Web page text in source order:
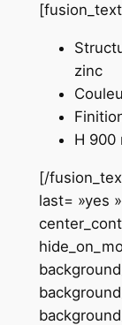
zinc
H 900
[/
last= »yes